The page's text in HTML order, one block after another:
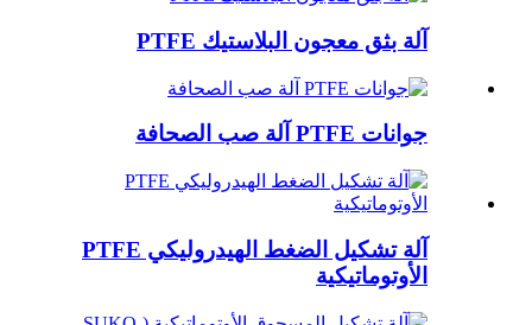
آلة بثق معجون البلاستيك PTFE
جوانات PTFE آلة صب الصحافة
آلة تشكيل الضغط الهيدروليكي PTFE
الأوتوماتيكية